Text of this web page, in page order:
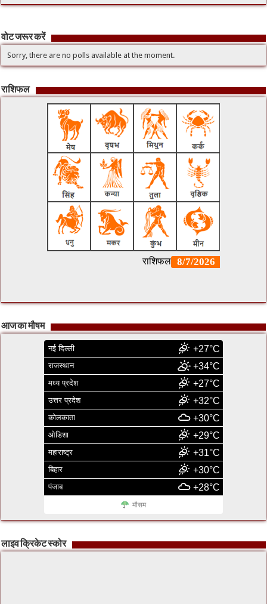
वोट जरूर करें
Sorry, there are no polls available at the moment.
राशिफल
आज का मौषम
नई दिल्ली +27°C
राजस्थान +34°C
मध्य प्रदेश +27°C
उत्तर प्रदेश +32°C
कोलकाता +30°C
ओडिशा +29°C
महाराष्ट्र +31°C
बिहार +30°C
पंजाब +28°C
मौसम
लाइव क्रिकेट स्कोर